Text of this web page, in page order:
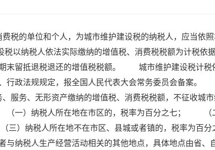
的单位和个人，为城市维护建设税的纳税人，应当依照
纳税人依法实际缴纳的增值税、消费税税额为计税依据
末留抵退税退还的增值税税额。 城市维护建设税计税
行政法规规定，报全国人民代表大会常务委员会备案
服务、无形资产缴纳的增值税、消费税税额，不征收城
）纳税人所在地在市区的，税率为百分之七； （
）纳税人所在地不在市区、县城或者镇的，税率为百分
纳税人生产经营活动相关的其他地点，具体地点由省、